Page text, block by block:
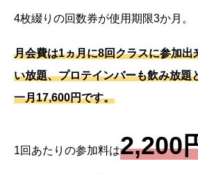
4枚綴りの回数券が使用期限3か月。
月会費は1ヵ月に8回クラスに参加出
い放題、プロテインバーも飲み放題
一月17,600円です。
1回あたりの参加料は2,200